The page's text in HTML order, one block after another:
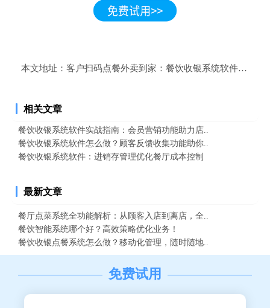
本文地址： 客户扫码点餐外卖到家：餐饮收银系统软件的成功
相关文章
餐饮收银系统软件实战指南：会员营销功能助力店..
餐饮收银系统软件怎么做？顾客反馈收集功能助你..
餐饮收银系统软件：进销存管理优化餐厅成本控制
最新文章
餐厅点菜系统全功能解析：从顾客入店到离店，全..
餐饮智能系统哪个好？高效策略优化业务！
餐饮收银点餐系统怎么做？移动化管理，随时随地..
免费试用